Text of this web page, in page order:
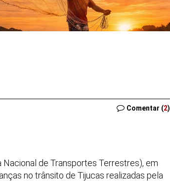
Comentar (2)
de Transportes Terrestres), em
no trânsito de Tijucas realizadas pela